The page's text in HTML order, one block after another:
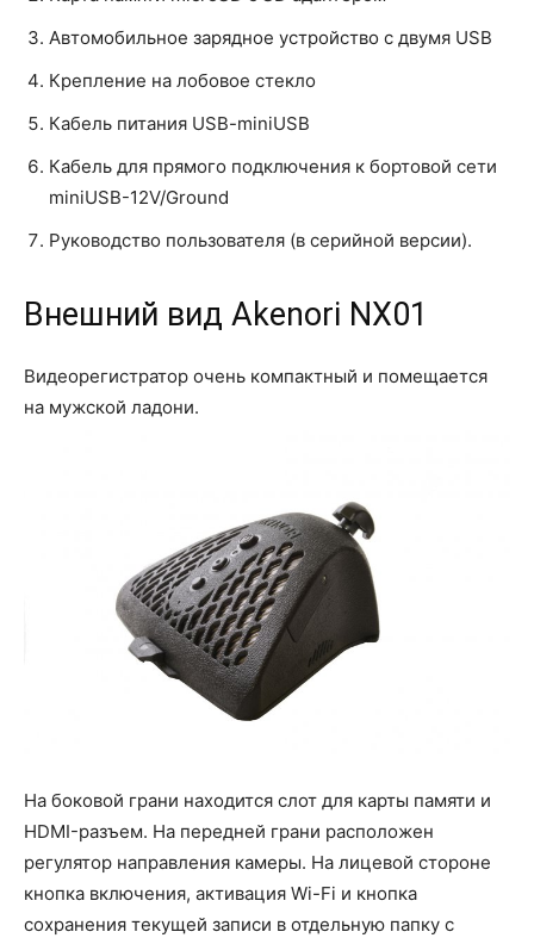
Автомобильное зарядное устройство с двумя USB
Крепление на лобовое стекло
Кабель питания USB-miniUSB
Кабель для прямого подключения к бортовой сети
miniUSB-12V/Ground
Руководство пользователя (в серийной версии).
Внешний вид Akenori NX01
Видеорегистратор очень компактный и помещается
на мужской ладони.
На боковой грани находится слот для карты памяти и
HDMI-разъем. На передней грани расположен
регулятор направления камеры. На лицевой стороне
кнопка включения, активация Wi-Fi и кнопка
сохранения текущей записи в отдельную папку с